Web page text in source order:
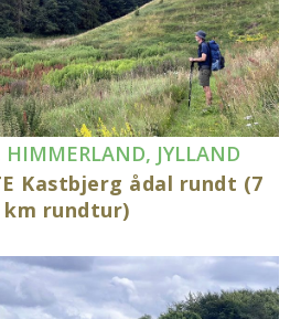
HIMMERLAND, JYLLAND
Kastbjerg ådal rundt (7
km rundtur)